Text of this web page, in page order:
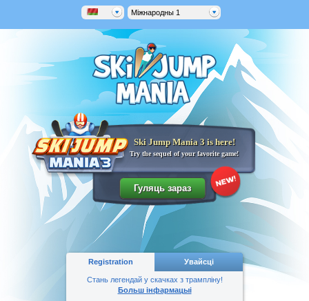
Міжнародны 1
Ski Jump Mania 3 is here!
Try the sequel of your favorite game!
Registration Увайсці
Стань легендай у скачках з трампліну!
Больш інфармацыі